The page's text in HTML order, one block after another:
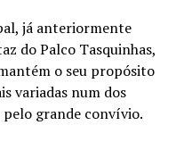
já anteriormente
do Palco Tasquinhas,
o seu propósito
variadas num dos
grande convívio.